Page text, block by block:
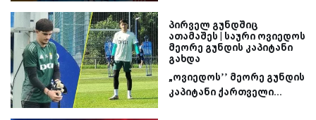
პირველ გუნდშიც
ათამაშეს | საური ოვიედოს
მეორე გუნდის კაპიტანი
გახდა
„ოვიედოს’’ მეორე გუნდის
კაპიტანი ქართველი...